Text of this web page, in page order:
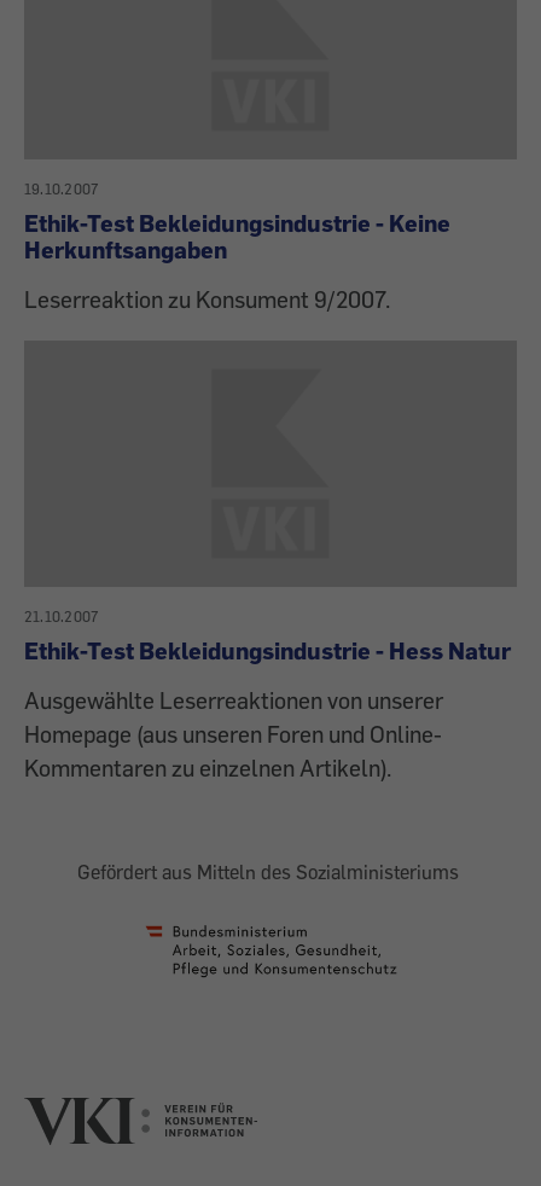
19.10.2007
Ethik-Test Bekleidungsindustrie - Keine
Herkunftsangaben
Leserreaktion zu Konsument 9/2007.
21.10.2007
Ethik-Test Bekleidungsindustrie - Hess Natur
Ausgewählte Leserreaktionen von unserer
Homepage (aus unseren Foren und Online-
Kommentaren zu einzelnen Artikeln).
Gefördert aus Mitteln des Sozialministeriums